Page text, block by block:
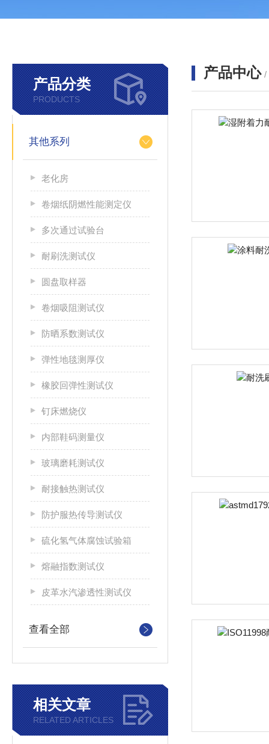
产品分类
PRODUCTS
其他系列
老化房
卷烟纸阴燃性能测定仪
多次通过试验台
耐刷洗测试仪
圆盘取样器
卷烟吸阻测试仪
防晒系数测试仪
弹性地毯测厚仪
橡胶回弹性测试仪
钉床燃烧仪
内部鞋码测量仪
玻璃磨耗测试仪
耐接触热测试仪
防护服热传导测试仪
硫化氢气体腐蚀试验箱
熔融指数测试仪
皮革水汽渗透性测试仪
查看全部
相关文章
RELATED ARTICLES
产品中心 /